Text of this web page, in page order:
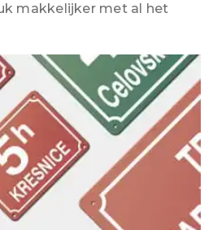
makkelijker met al het